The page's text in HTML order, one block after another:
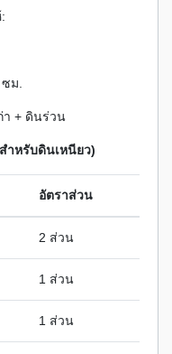
ม.
า + ดินร่วน
ำหรับดินเหนียว)
อัตราส่วน
2 ส่วน
1 ส่วน
1 ส่วน